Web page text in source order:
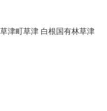
津町草津 白根国有林草津